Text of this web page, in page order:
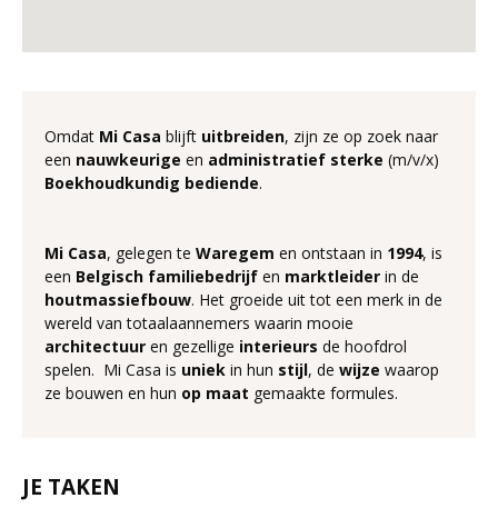
Omdat Mi Casa blijft uitbreiden, zijn ze op zoek naar
een nauwkeurige en administratief sterke (m/v/x)
Boekhoudkundig bediende.
Mi Casa, gelegen te Waregem en ontstaan in 1994, is
een Belgisch familiebedrijf en marktleider in de
houtmassiefbouw. Het groeide uit tot een merk in de
wereld van totaalaannemers waarin mooie
architectuur en gezellige interieurs de hoofdrol
spelen. Mi Casa is uniek in hun stijl, de wijze waarop
ze bouwen en hun op maat gemaakte formules.
JE TAKEN